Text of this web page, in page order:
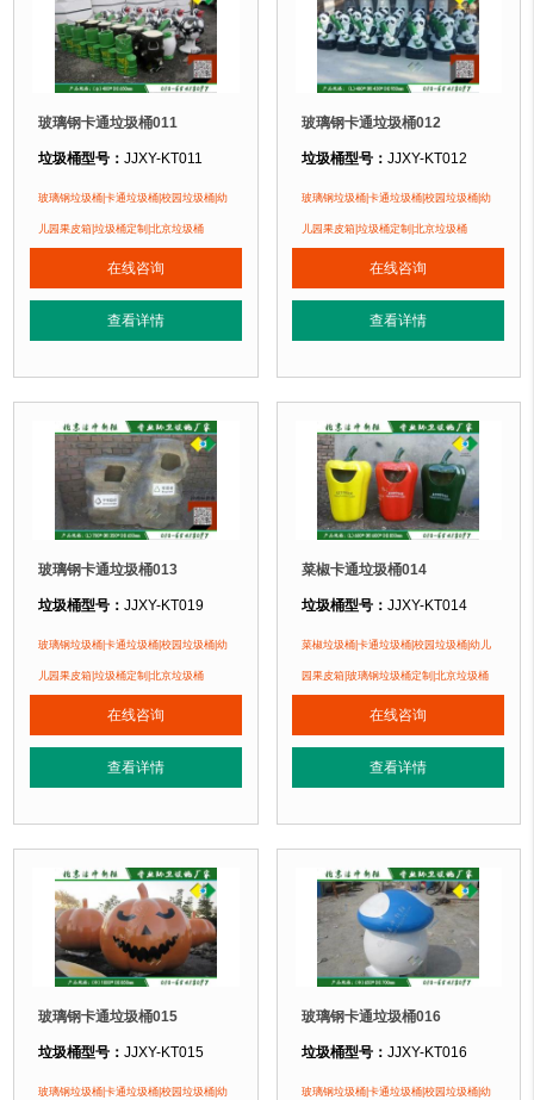
玻璃钢卡通垃圾桶011
垃圾桶型号：JJXY-KT011
垃圾桶规格：直径400mm 高650mm
垃圾桶材质：优质玻璃钢纤维+树脂
垃圾桶周期：3-7天 厂家直销 按需定制
垃圾桶特点：1、卡通垃圾桶采用优质树脂原料手工糊制成型，耐酸、耐碱、
正在使用该垃圾桶的部分客户：
北京蓝天幼儿园、北京市北海幼儿园、北京公安部幼儿园....
玻璃钢垃圾桶|卡通垃圾桶|校园垃圾桶|幼
儿园果皮箱|垃圾桶定制|北京垃圾桶
在线咨询
查看详情
玻璃钢卡通垃圾桶012
垃圾桶型号： JJXY-KT012
垃圾桶规格：长480mm 宽430mm
垃圾桶材质：优质玻璃钢纤维+树脂
垃圾桶周期：3-7天 厂家直销 按需定
垃圾桶特点：1、卡通垃圾桶采用优
正在使用该垃圾桶的部分客户：
北京蓝天幼儿园、北京市北海幼儿
玻璃钢垃圾桶|卡通垃圾桶|校园垃圾桶|幼
儿园果皮箱|垃圾桶定制|北京垃圾桶
在线咨询
查看详情
玻璃钢卡通垃圾桶013
垃圾桶型号：JJXY-KT019
垃圾桶规格：长680mm 宽580mm 高800mm
垃圾桶材质：优质玻璃钢纤维+树脂
垃圾桶周期：3-7天 厂家直销 按需定制
垃圾桶特点：1、卡通垃圾桶采用优质树脂原料手工糊制成型，耐酸、耐碱、
正在使用该垃圾桶的部分客户：
北京蓝天幼儿园、北京市北海幼儿园、北京公安部幼儿园....
玻璃钢垃圾桶|卡通垃圾桶|校园垃圾桶|幼
儿园果皮箱|垃圾桶定制|北京垃圾桶
在线咨询
查看详情
菜椒卡通垃圾桶014
垃圾桶型号： JJXY-KT014
垃圾桶规格：长600mm 宽600mm
垃圾桶材质：优质玻璃钢纤维 +树脂
垃圾桶周期：3-7天 厂家直销 按需定
垃圾桶特点：1、卡通垃圾桶采用优
正在使用该垃圾桶的部分客户：
北京蓝天幼儿园、北京市北海幼儿
菜椒垃圾桶|卡通垃圾桶|校园垃圾桶|幼儿
园果皮箱|玻璃钢垃圾桶定制|北京垃圾桶
在线咨询
查看详情
玻璃钢卡通垃圾桶015
垃圾桶型号：JJXY-KT015
垃圾桶规格：直径1000mm 高850mm
玻璃钢垃圾桶|卡通垃圾桶|校园垃圾桶|幼
玻璃钢卡通垃圾桶016
垃圾桶型号： JJXY-KT016
垃圾桶规格：直径650mm 高700mm
玻璃钢垃圾桶|卡通垃圾桶|校园垃圾桶|幼